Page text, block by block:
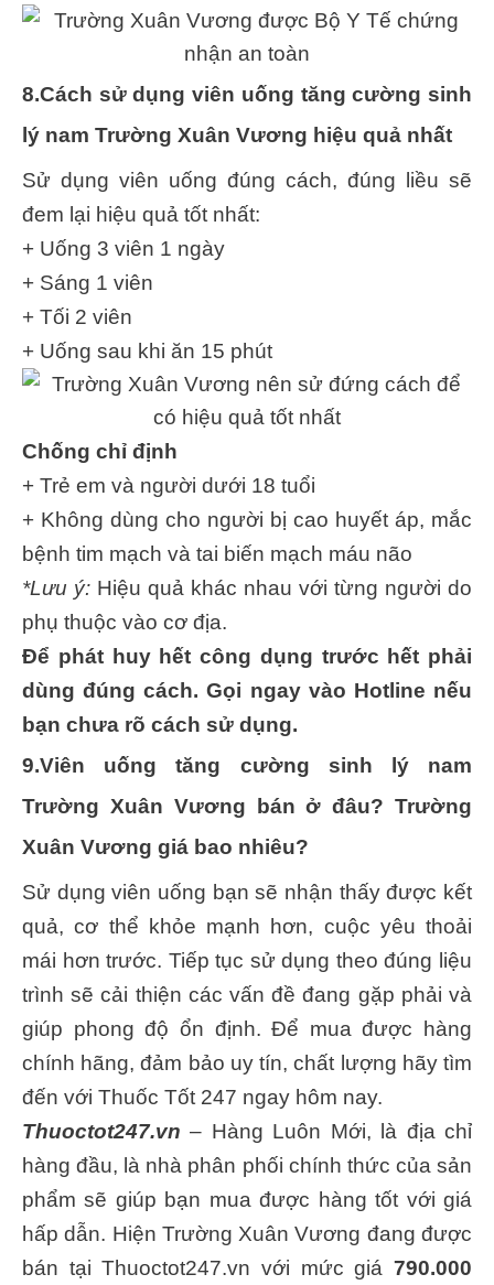
8.Cách sử dụng viên uống tăng cường sinh
lý nam Trường Xuân Vương hiệu quả nhất
Sử dụng viên uống đúng cách, đúng liều sẽ
đem lại hiệu quả tốt nhất:
+ Uống 3 viên 1 ngày
+ Sáng 1 viên
+ Tối 2 viên
+ Uống sau khi ăn 15 phút
Chống chỉ định
+ Trẻ em và người dưới 18 tuổi
+ Không dùng cho người bị cao huyết áp, mắc
bệnh tim mạch và tai biến mạch máu não
*Lưu ý: Hiệu quả khác nhau với từng người do
phụ thuộc vào cơ địa.
Để phát huy hết công dụng trước hết phải
dùng đúng cách. Gọi ngay vào Hotline nếu
bạn chưa rõ cách sử dụng.
9.Viên uống tăng cường sinh lý nam
Trường Xuân Vương bán ở đâu? Trường
Xuân Vương giá bao nhiêu?
Sử dụng viên uống bạn sẽ nhận thấy được kết
quả, cơ thể khỏe mạnh hơn, cuộc yêu thoải
mái hơn trước. Tiếp tục sử dụng theo đúng liệu
trình sẽ cải thiện các vấn đề đang gặp phải và
giúp phong độ ổn định. Để mua được hàng
chính hãng, đảm bảo uy tín, chất lượng hãy tìm
đến với Thuốc Tốt 247 ngay hôm nay.
Thuoctot247.vn– Hàng Luôn Mới, là địa chỉ
hàng đầu, là nhà phân phối chính thức của sản
phẩm sẽ giúp bạn mua được hàng tốt với giá
hấp dẫn. Hiện Trường Xuân Vương đang được
bán tại Thuoctot247.vn với mức giá 790.000